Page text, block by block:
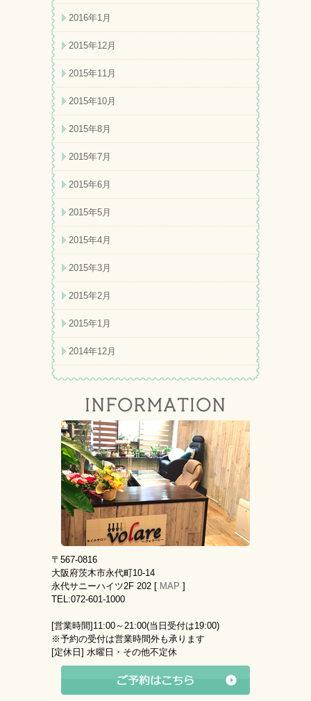
2016年1月
2015年12月
2015年11月
2015年10月
2015年8月
2015年7月
2015年6月
2015年5月
2015年4月
2015年3月
2015年2月
2015年1月
2014年12月
〒567-0816
大阪府茨木市永代町10-14
永代サニーハイツ2F 202 [ MAP ]
TEL:072-601-1000
[営業時間] 11:00～21:00(当日受付は19:00)
※予約の受付は営業時間外も承ります
[定休日] 水曜日・その他不定休